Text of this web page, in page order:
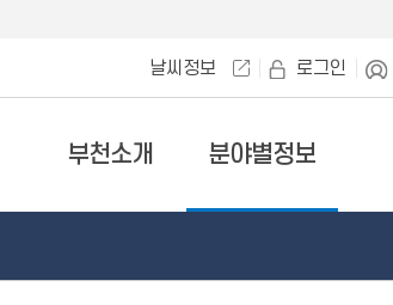
날씨정보 로그인
부천소개 분야별정보